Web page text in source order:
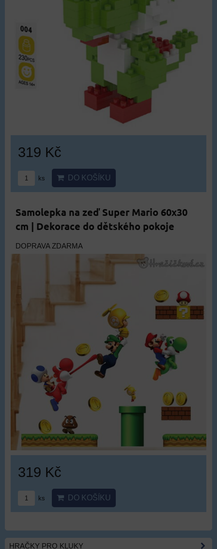
319 Kč
ks DO KOŠÍKU
Samolepka na zeď Super Mario 60x30
cm | Dekorace do dětského pokoje
DOPRAVA ZDARMA
319 Kč
ks DO KOŠÍKU
HRAČKY PRO KLUKY